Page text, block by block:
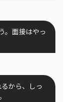
。面接はやっ
から、しっ